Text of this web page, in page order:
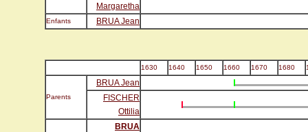
Margaretha
Enfants BRUA Jean
1630 1640 1650 1660 1670 1680
Parents
BRUA Jean
FISCHER
Ottilia
BRUA